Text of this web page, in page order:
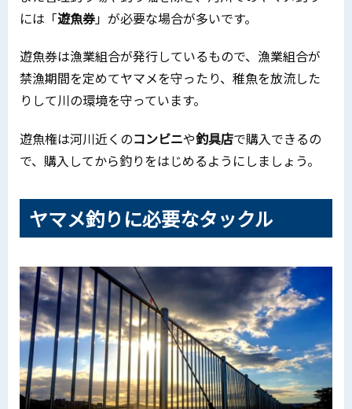
には「遊魚券」が必要な場合が多いです。
遊魚券は漁業組合が発行しているもので、漁業組合が
禁漁期間を定めてヤマメを守ったり、稚魚を放流した
りして川の環境を守っています。
遊魚権は河川近くのコンビニや釣具店で購入できるの
で、購入してから釣りをはじめるようにしましょう。
ヤマメ釣りに必要なタックル